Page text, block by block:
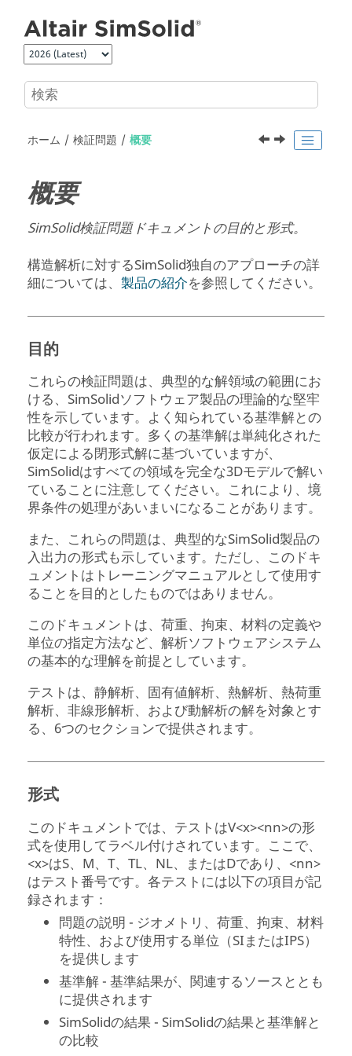
ホーム 検証問題 概要
概要
SimSolid検証問題ドキュメントの目的と形式。
構造解析に対するSimSolid独自のアプローチの詳
細については、製品の紹介を参照してください。
目的
これらの検証問題は、典型的な解領域の範囲にお
ける、SimSolidソフトウェア製品の理論的な堅牢
性を示しています。よく知られている基準解との
比較が行われます。多くの基準解は単純化された
仮定による閉形式解に基づいていますが、
SimSolidはすべての領域を完全な3Dモデルで解い
ていることに注意してください。これにより、境
界条件の処理があいまいになることがあります。
また、これらの問題は、典型的なSimSolid製品の
入出力の形式も示しています。ただし、このドキ
ュメントはトレーニングマニュアルとして使用す
ることを目的としたものではありません。
このドキュメントは、荷重、拘束、材料の定義や
単位の指定方法など、解析ソフトウェアシステム
の基本的な理解を前提としています。
テストは、静解析、固有値解析、熱解析、熱荷重
解析、非線形解析、および動解析の解を対象とす
る、6つのセクションで提供されます。
形式
このドキュメントでは、テストはV<x><nn>の形
式を使用してラベル付けされています。ここで、
<x>はS、M、T、TL、NL、またはDであり、<nn>
はテスト番号です。各テストには以下の項目が記
録されます：
問題の説明 - ジオメトリ、荷重、拘束、材料
特性、および使用する単位（SIまたはIPS）
を提供します
基準解 - 基準結果が、関連するソースととも
に提供されます
SimSolidの結果 -SimSolidの結果と基準解と
の比較